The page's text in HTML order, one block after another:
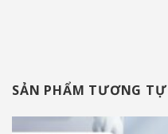
SẢN PHẨM TƯƠNG TỰ